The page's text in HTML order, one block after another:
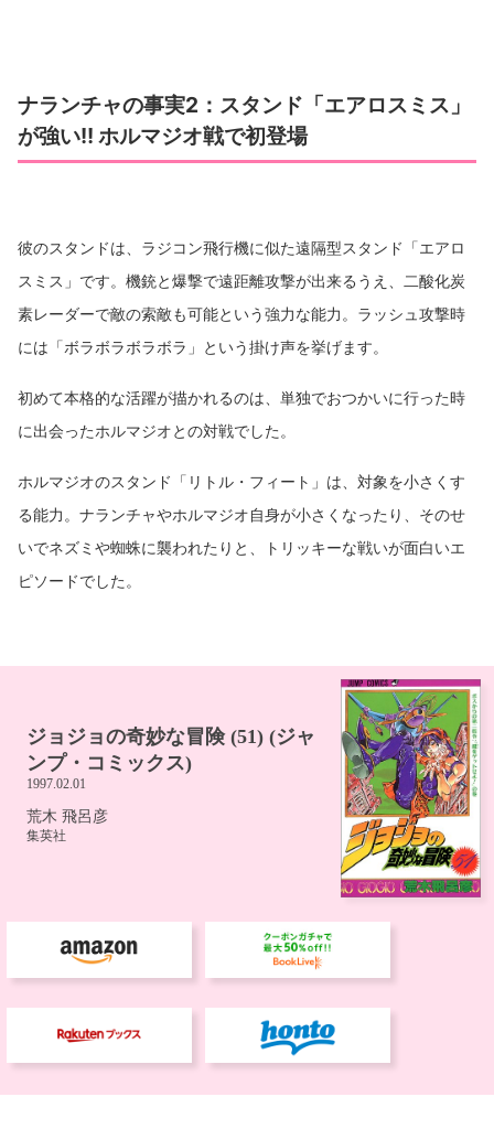
ナランチャの事実2：スタンド「エアロスミス」
が強い!! ホルマジオ戦で初登場
彼のスタンドは、ラジコン飛行機に似た遠隔型スタンド「エアロ
スミス」です。機銃と爆撃で遠距離攻撃が出来るうえ、二酸化炭
素レーダーで敵の索敵も可能という強力な能力。ラッシュ攻撃時
には「ボラボラボラボラ」という掛け声を挙げます。
初めて本格的な活躍が描かれるのは、単独でおつかいに行った時
に出会ったホルマジオとの対戦でした。
ホルマジオのスタンド「リトル・フィート」は、対象を小さくす
る能力。ナランチャやホルマジオ自身が小さくなったり、そのせ
いでネズミや蜘蛛に襲われたりと、トリッキーな戦いが面白いエ
ピソードでした。